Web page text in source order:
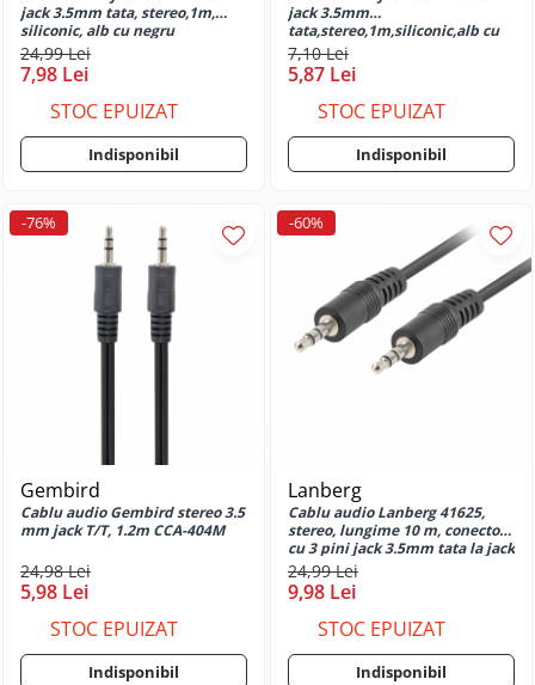
G32
Huse si protectii pentru Motorola
G34 5G
Huse si protectii pentru Motorola
Huse si protectii pentru Motorola
G73
Huse si protectii pentru Motorola
G82
Huse si protectii pentru Motorola
Huse si protectii pentru Motorola
Huse si protectii pentru Motorola
Moto E20
Huse si protectii pentru Motorola
Moto E20S
Huse si protectii pentru Motorola
Moto E22
Huse si protectii pentru Motorola
Moto E22i
jack 3.5mm tata, stereo,1m,
siliconic, alb cu negru
24,99 Lei
7,98 Lei
STOC EPUIZAT
Indisponibil
jack 3.5mm
tata,stereo,1m,siliconic,alb cu
mov
7,10 Lei
5,87 Lei
STOC EPUIZAT
Indisponibil
-76%
Gembird
Cablu audio Gembird stereo 3.5
mm jack T/T, 1.2m CCA-404M
24,98 Lei
5,98 Lei
STOC EPUIZAT
Indisponibil
-60%
Lanberg
Cablu audio Lanberg 41625,
stereo, lungime 10 m, conectori
cu 3 pini jack 3.5mm tata la jack
3.5mm tata, negru
24,99 Lei
9,98 Lei
STOC EPUIZAT
Indisponibil